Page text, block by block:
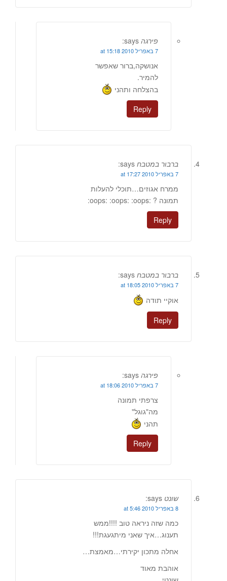
פירגה says:
7 באפריל 2010 at 15:18
אנושקה,ברור שאפשר
להמיר.
בהצלחה ותהני
Reply
ברבור במטבח says:
7 באפריל 2010 at 17:27
ממרח אגוזים…תוכלי להעלות
תמונה ? :oops: :oops: :oops:
Reply
ברבור במטבח says:
7 באפריל 2010 at 18:05
אוקיי תודה
Reply
פירגה says:
7 באפריל 2010 at 18:06
צרפתי תמונה
מה"גוגל"
תהני
Reply
שונט says:
8 באפריל 2010 at 5:46
כמה שזה ניראה טוב !!!!ממש
תענוג…איך שאני מיתגעגת!!!
אחלה מתכון יקירתי…מאמצת…
אוהבת מאוד